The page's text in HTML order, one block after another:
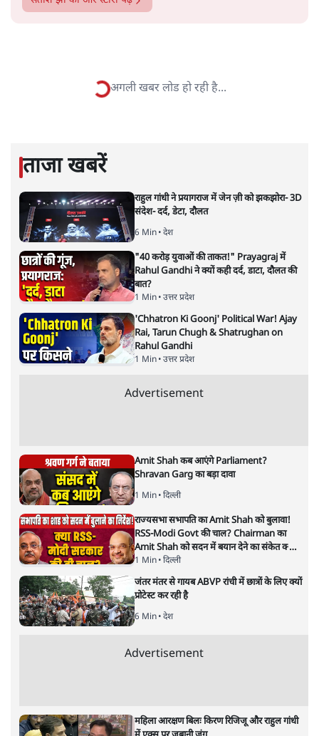
विश्लेषणात्मक और मानवीय स्वरों में से एक हैं। शिक्षा, समाज,
नतीजों पर परदे डालता घोषणा प्रधान
बजट!
अर्थतंत्र| अनन्त मित्तल| 1 FEB, 2026
यह बजट नीतिगत नतीजों से ज़्यादा घोषणाओं पर टिका क्यों दिखता
है? आंकड़ों, ज़मीनी हकीकत और वादों के बीच घोषणा-प्रधान बजट
की आलोचनात्मक पड़ताल।
केंद्रीय वित्तमंत्री निर्मला सीतारमण द्वारासंसद में प्रस्तुत साल
2026—27 का केंद्रीय बजट बीजेपी और प्रधानमंत्री नरेंद्र मोदी
द्वारा साल 2014 में जारी घोषणा पत्र की तरह वायदों का पुलिंदा
अर्थव्यवस्था पर कोई असर दिखता प्रतीत नहीं होता। इसकी वजह
होना है। इसी तरह रोजगार संवर्धन के दावे वाली पर्यटन सुविधाओं
के विस्तार एवं उनके लिए टूरिस्ट गाइड आदि के प्रशिक्षण एवं पैरा